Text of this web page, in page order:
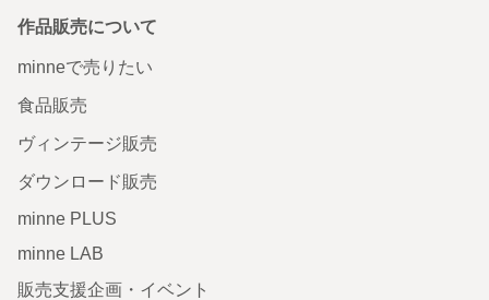
作品販売について
minneで売りたい
食品販売
ヴィンテージ販売
ダウンロード販売
minne PLUS
minne LAB
販売支援企画・イベント